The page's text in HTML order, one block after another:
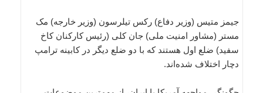
جیمز متیس (وزیر دفاع) رکس تیلرسون (وزیر خارجه) مک
مستر (مشاور امنیت ملی) جان کلی (رئیس کارکنان کاخ
سفید) ضلع اول هستند که با دو ضلع دیگر در کابینه ترامپ
دچار اختلاف شده‌اند.